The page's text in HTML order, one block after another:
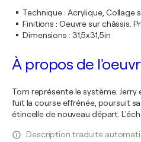
Technique: Acrylique, Collage
Finitions : Oeuvre sur châssis.
Dimensions : 31,5x31,5in
À propos de
Tom représente le système.
fuit la course effrénée, poursuit
étincelle de nouveau départ.
Description traduite